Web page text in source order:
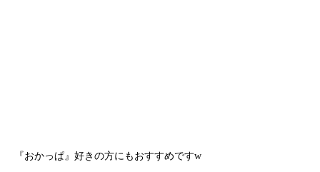
『おかっぱ』好きの方にもおすすめですw